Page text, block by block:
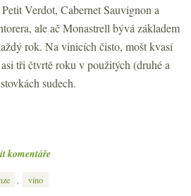
Verdot, Cabernet Sauvignon a
ale ač Monastrell bývá základem
rok. Na vinicích čisto, mošt kvasí
tři čtvrtě roku v použitých (druhé a
sudech.
komentáře
víno